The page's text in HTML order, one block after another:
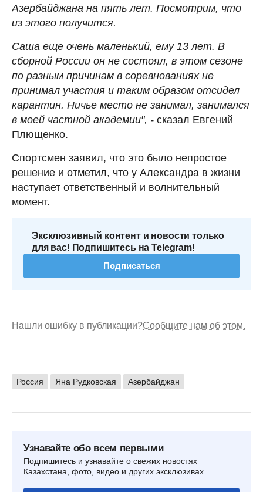
Азербайджана на пять лет. Посмотрим, что
из этого получится.
Саша еще очень маленький, ему 13 лет. В
сборной России он не состоял, в этом сезоне
по разным причинам в соревнованиях не
принимал участия и таким образом отсидел
карантин. Ничье место не занимал, занимался
в моей частной академии", - сказал Евгений
Плющенко.
Спортсмен заявил, что это было непростое
решение и отметил, что у Александра в жизни
наступает ответственный и волнительный
момент.
Эксклюзивный контент и новости только
для вас! Подпишитесь на Telegram!
Подписаться
Нашли ошибку в публикации?Сообщите нам об этом.
Россия Яна Рудковская Азербайджан
Узнавайте обо всем первыми
Подпишитесь и узнавайте о свежих новостях
Казахстана, фото, видео и других эксклюзивах